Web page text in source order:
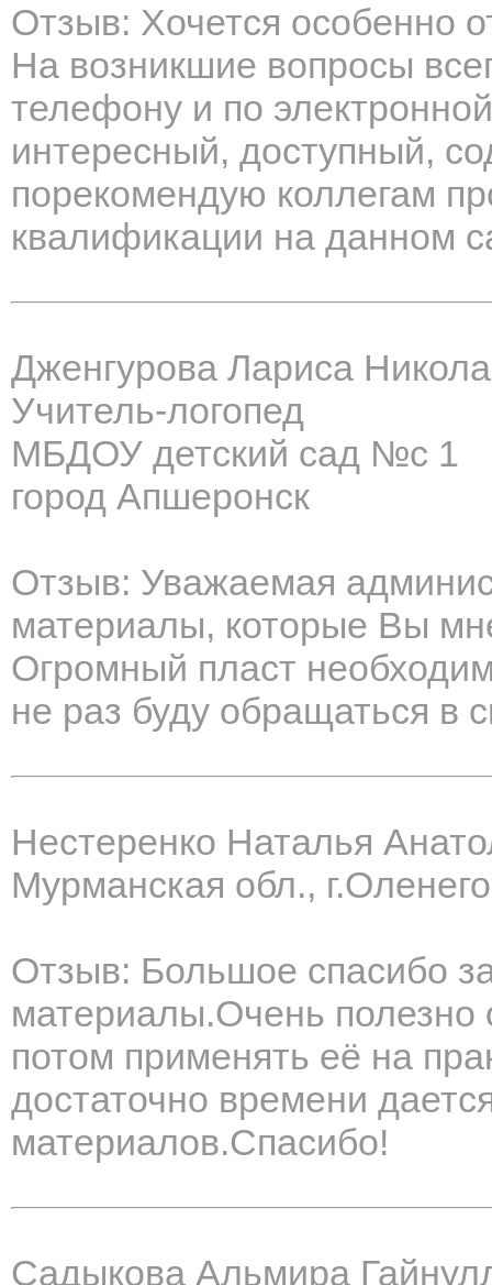
Отзыв: Хочется особенно
На возникшие вопросы
телефону и по
интересный, доступный,
порекомендую коллегам
квалификации на данном
Дженгурова Лариса
Учитель-логопед
МБДОУ детский сад №с 1
город Апшеронск
Отзыв: Уважаемая
материалы, которые Вы
Огромный пласт
не раз буду обращаться в
Нестеренко Наталья
Мурманская обл.,
Отзыв: Большое спасибо
материалы.Очень полезно
потом применять её на
достаточно времени
материалов.Спасибо!
Садыкова Альмира